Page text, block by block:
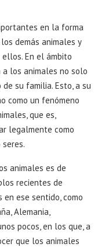
en la forma
demás animales y
En el ámbito
a los animales no solo
su familia. Esto, a su
como un fenómeno
que es,
legalmente como
animales es de
recientes de
ese sentido, como
Alemania,
pocos, en los que, a
que los animales